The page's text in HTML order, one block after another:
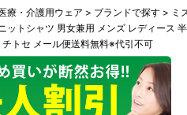
療・介護用ウェア ブランドで探す
ミ
ットシャツ 男女兼用 メンズ レディース
チトセ メール便送料無料※代引不可